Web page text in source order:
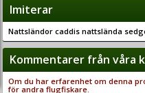
Imiterar
Nattsländor caddis nattslända
Kommentarer från våra
Om du har erfarenhet om denna
för andra flugfiskare.